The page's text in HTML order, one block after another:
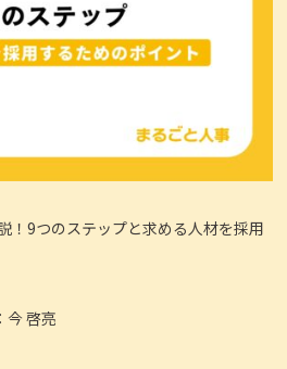
！9つのステップと求める人材を採用
今 啓亮